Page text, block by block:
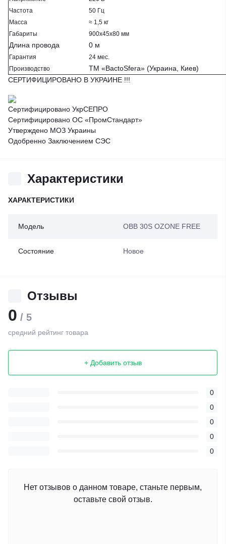
Частота
50 Гц
Масса
≈ 1,5 кг
Габариты
900х45х80 мм
Длина провода 0 м
Гарантия
24 мес.
Производство
ТМ «BactoSfera» (Украина, Киев)
СЕРТИФИЦИРОВАНО В УКРАИНЕ !!!
Сертифицировано УкрСЕПРО
Сертифицировано ОС «ПромСтандарт»
Утверждено МОЗ Украины
Одобренно Заключением СЭС
Характеристики
ХАРАКТЕРИСТИКИ
Модель OBB 30S OZONE FREE
Состояние Новое
Отзывы
0 / 5
средний рейтинг товара
+ Добавить отзыв
0
0
0
0
0
Нет отзывов о данном товаре, станьте первым,
оставьте свой отзыв.